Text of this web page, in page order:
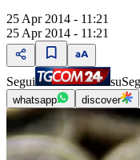
25 Apr 2014 - 11:21
25 Apr 2014 - 11:21
Segui su
whatsapp discover